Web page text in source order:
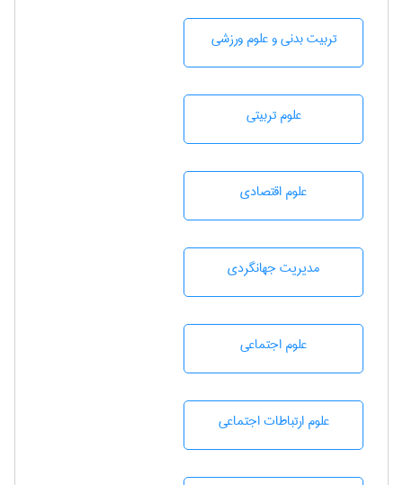
تربيت بدنی و علوم ورزشی
علوم تربيتی
علوم اقتصادی
مديريت جهانگردی
علوم اجتماعی
علوم ارتباطات اجتماعی